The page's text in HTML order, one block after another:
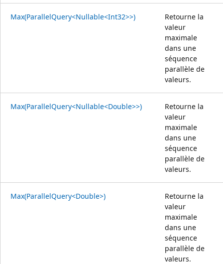
Max(ParallelQuery<Nullable<Int32>>)
Retourne la
valeur
maximale
dans une
séquence
parallèle de
valeurs.
Max(ParallelQuery<Nullable<Double>>)
Retourne la
valeur
maximale
dans une
séquence
parallèle de
valeurs.
Max(ParallelQuery<Double>)
Retourne la
valeur
maximale
dans une
séquence
parallèle de
valeurs.